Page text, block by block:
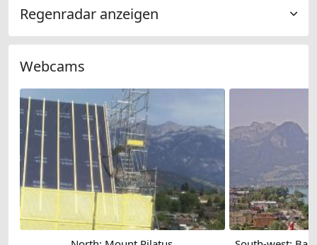
Regenradar anzeigen
Webcams